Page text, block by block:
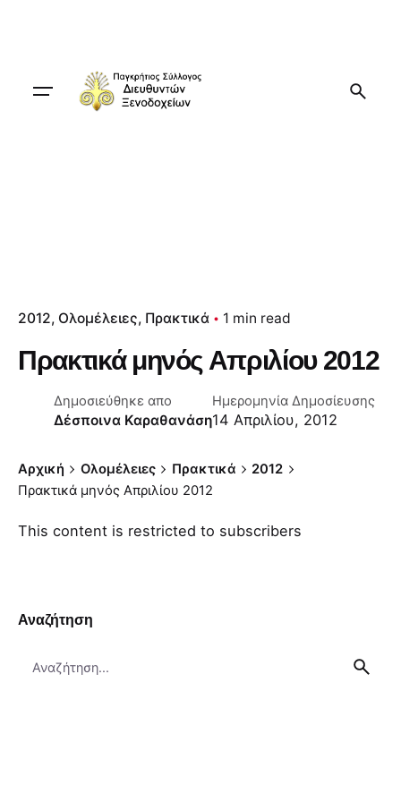
2012 Ολομέλειες Πρακτικά 1 min read
Πρακτικά μηνός Απριλίου 2012
Δημοσιεύθηκε απο
Δέσποινα Καραθανάση
Ημερομηνία Δημοσίευσης
14 Απριλίου, 2012
Αρχική Ολομέλειες Πρακτικά
2012
Πρακτικά μηνός Απριλίου 2012
This content is restricted to subscribers
Αναζήτηση
for